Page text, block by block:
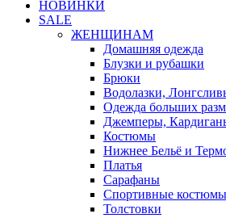
НОВИНКИ
SALE
ЖЕНЩИНАМ
Домашняя одежда
Блузки и рубашки
Брюки
Водолазки,
Одежда больших
Джемперы,
Костюмы
Нижнее Бельё и
Платья
Сарафаны
Спортивные костюмы
Толстовки